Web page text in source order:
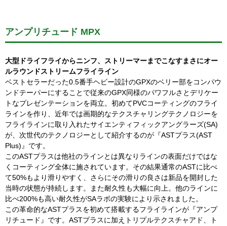
アンプリチュード MPX
大型ドライフライからニンフ、ストリーマーまでこなすまさにオー
ルラウンドストリームフライライン
ベストセラーだった0.5番手ヘビー設計のGPXのベリー部をコンパウ
ンドテーパーにすることで従来のGPX同様のパワフルさとデリケー
トなプレゼンテーションを両立。初めてPVCコーティングのフライ
ラインを作り、近年では画期的なテクスチャリングテクノロジーを
フライラインに取り入れたサイエンティフィックアングラーズ(SA)
が、次世代のテクノロジーとして紹介するのが『ASTプラス(AST
Plus)』です。
このASTプラスは他社のラインとは異なりラインの表面だけではな
くコーティング全体に施されています。その結果通常のASTに比べ
て50%もより滑りやすく、さらにその滑りの良さは新品を開封した
当時の状態が持続します。また耐久性も大幅に向上。他のラインに
比べ200%も高い耐久性がSAラボの実験により示されました。
この革命的なASTプラスを初めて搭載するフライラインが『アンプ
リチュード』です。ASTプラスに加えトリプルテクスチャアド、ト